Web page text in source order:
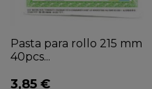
Pasta para rollo 215 mm
40pcs...
3,85 €